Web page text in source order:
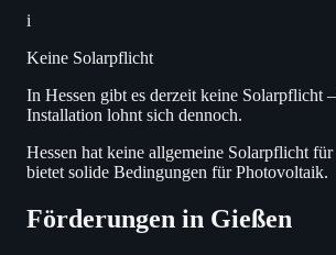
i
Keine Solarpflicht
In Hessen gibt es derzeit keine Solarpflicht
Installation lohnt sich dennoch.
Hessen hat keine allgemeine Solarpflicht
bietet solide Bedingungen für Photovoltaik.
Förderungen in Gießen